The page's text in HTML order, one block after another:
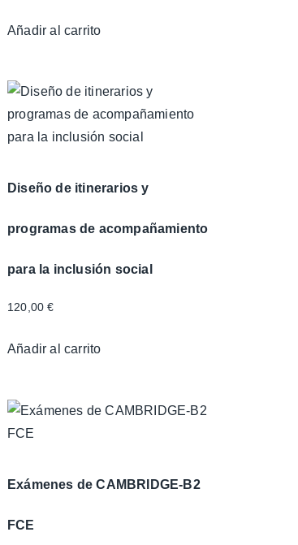
Añadir al carrito
Diseño de itinerarios y
programas de acompañamiento
para la inclusión social
120,00€
Añadir al carrito
Exámenes de CAMBRIDGE-B2
FCE